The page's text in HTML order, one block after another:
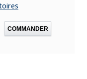
COMMANDER